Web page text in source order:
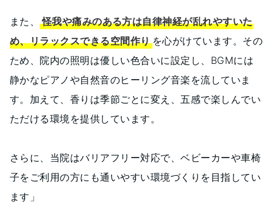
また、怪我や痛みのある方は自律神経が乱れやすいた
め、リラックスできる空間作りを心がけています。その
ため、院内の照明は優しい色合いに設定し、BGMには
静かなピアノや自然音のヒーリング音楽を流していま
す。加えて、香りは季節ごとに変え、五感で楽しんでい
ただける環境を提供しています。
さらに、当院はバリアフリー対応で、ベビーカーや車椅
子をご利用の方にも通いやすい環境づくりを目指してい
ます」